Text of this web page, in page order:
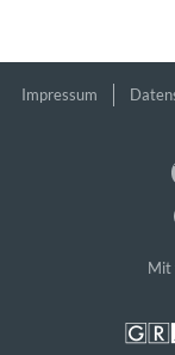
Impressum
Mit